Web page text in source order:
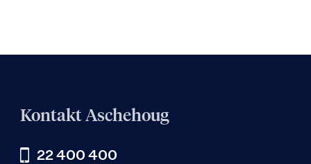
Kontakt Aschehoug
22 400 400